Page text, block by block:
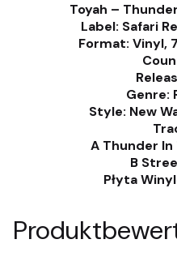
Toyah ‎–
Label: Safari
Format: Vinyl,
Genre:
Style: New
A Thunder
B
Płyta